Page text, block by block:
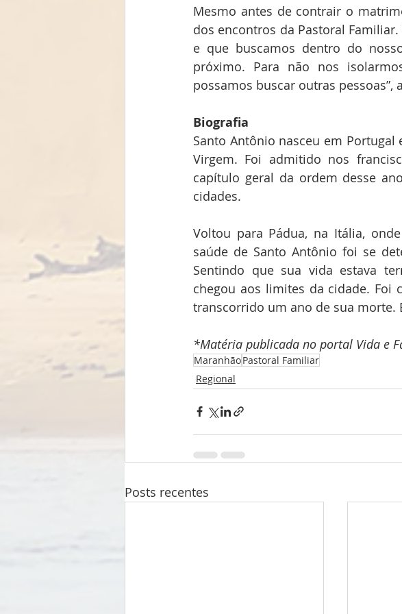
Mesmo antes de contrair o
dos encontros da Pastoral
e que buscamos dentro do
próximo. Para não nos
possamos buscar outras pessoas”,
Biografia
Santo Antônio nasceu em Portugal
Virgem. Foi admitido nos
capítulo geral da ordem desse
cidades.
Voltou para Pádua, na Itália,
saúde de Santo Antônio foi se
Sentindo que sua vida estava
chegou aos limites da cidade. Foi
transcorrido um ano de sua morte.
*Matéria publicada no portal Vida e
MaranhãoPastoral Familiar
Regional
Posts recentes